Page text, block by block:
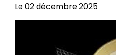
Le02 décembre 2025